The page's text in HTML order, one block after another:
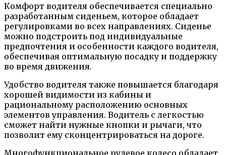
Комфорт водителя обеспечивается специально
разработанным сиденьем, которое обладает
регулировками во всех направлениях. Сиденье
можно подстроить под индивидуальные
предпочтения и особенности каждого водителя,
обеспечивая оптимальную посадку и поддержку
во время движения.
Удобство водителя также повышается благодаря
хорошей видимости из кабины и
рациональному расположению основных
элементов управления. Водитель с легкостью
сможет найти нужные кнопки и рычаги, что
позволит ему сконцентрироваться на дороге.
Многофункциональное рулевое колесо обладает